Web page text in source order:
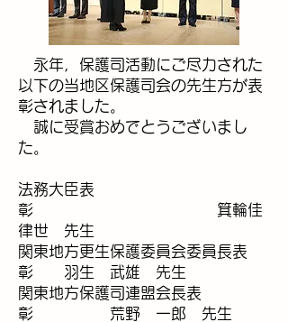
永年，保護司活動にご尽力された
以下の当地区保護司会の先生方が表
彰されました。
誠に受賞おめでとうございまし
た。
法務大臣表
彰 箕輪佳
律世 先生
関東地方更生保護委員会委員長表
彰 羽生 武雄 先生
関東地方保護司連盟会長表
彰 荒野 一郎 先生